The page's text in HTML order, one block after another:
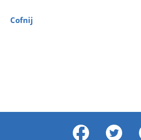
Cofnij